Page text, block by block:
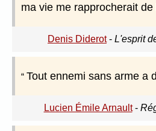
ma vie me rapprocherait de
Denis Diderot- L'esprit
Tout ennemi sans arme a
Lucien Émile Arnault-